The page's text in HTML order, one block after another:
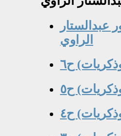
عبدالستار
الراوي
ح٦
ح٥
ح٤